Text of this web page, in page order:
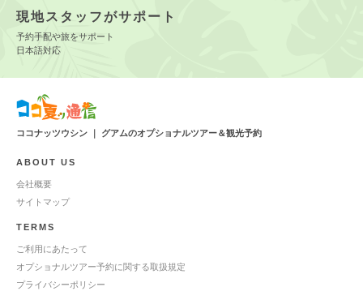
現地スタッフがサポート
予約手配や旅をサポート
日本語対応
ココナッツウシン ｜ グアムのオプショナルツアー＆観光予約
ABOUT US
会社概要
サイトマップ
TERMS
ご利用にあたって
オプショナルツアー予約に関する取扱規定
プライバシーポリシー